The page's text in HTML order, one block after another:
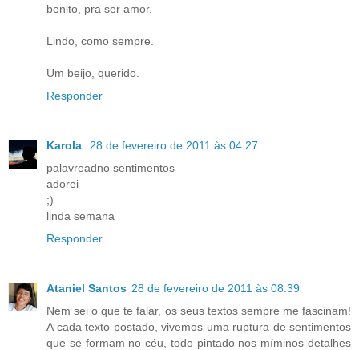
bonito, pra ser amor.
Lindo, como sempre.
Um beijo, querido.
Responder
Karola
28 de fevereiro de 2011 às 04:27
palavreadno sentimentos
adorei
;)
linda semana
Responder
Ataniel Santos 28 de fevereiro de 2011 às 08:39
Nem sei o que te falar, os seus textos sempre me fascinam!
A cada texto postado, vivemos uma ruptura de sentimentos
que se formam no céu, todo pintado nos míminos detalhes